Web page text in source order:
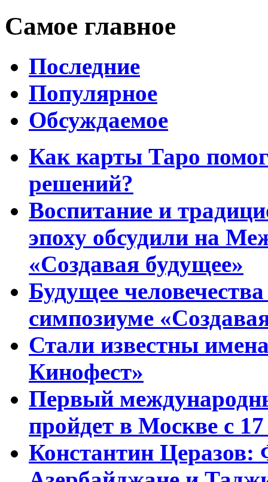
Самое главное
Последние
Популярное
Обсуждаемое
Как карты Таро
решений?
Воспитание и
эпоху обсудили на
«Создавая будущее»
Будущее
симпозиуме
Стали известны
Кинофест»
Первый
пройдет в Москве с
Константин Церазов: